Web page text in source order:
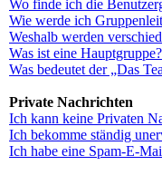
Wo finde ich die
Wie werde ich
Weshalb werden
Was ist eine Hauptgruppe?
Was bedeutet der „Das
Private Nachrichten
Ich kann keine Privaten
Ich bekomme ständig
Ich habe eine Spam-E-